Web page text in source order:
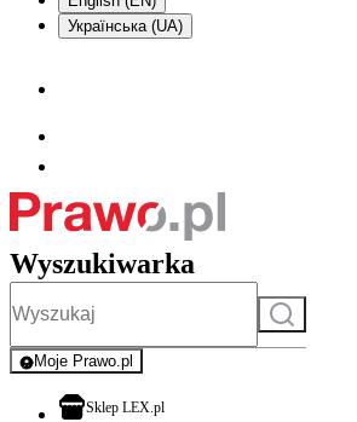
Українська (UA)
Wyszukiwarka
Szukaj
Moje Prawo.pl
- rejestracja i logowanie do serwisu
Sklep LEX.plotwiera się w nowej karcie